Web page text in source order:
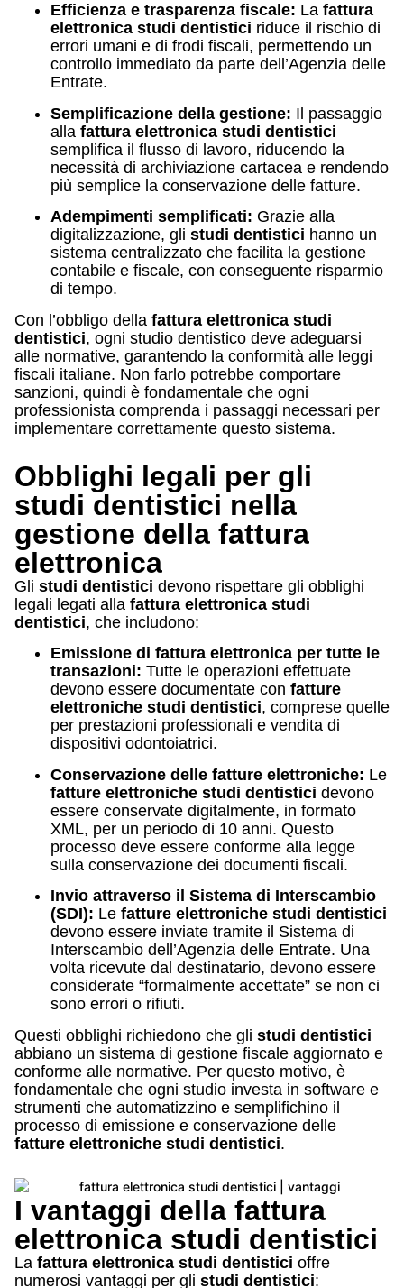
Efficienza e trasparenza fiscale: La fattura
elettronica studi dentistici riduce il rischio di
errori umani e di frodi fiscali, permettendo un
controllo immediato da parte dell’Agenzia delle
Entrate.
Semplificazione della gestione: Il passaggio
alla fattura elettronica studi dentistici
semplifica il flusso di lavoro, riducendo la
necessità di archiviazione cartacea e rendendo
più semplice la conservazione delle fatture.
Adempimenti semplificati: Grazie alla
digitalizzazione, gli studi dentistici hanno un
sistema centralizzato che facilita la gestione
contabile e fiscale, con conseguente risparmio
di tempo.
Con l’obbligo della fattura elettronica studi
dentistici, ogni studio dentistico deve adeguarsi
alle normative, garantendo la conformità alle leggi
fiscali italiane. Non farlo potrebbe comportare
sanzioni, quindi è fondamentale che ogni
professionista comprenda i passaggi necessari per
implementare correttamente questo sistema.
Obblighi legali per gli
studi dentistici nella
gestione della fattura
elettronica
Gli studi dentistici devono rispettare gli obblighi
legali legati alla fattura elettronica studi
dentistici, che includono:
Emissione di fattura elettronica per tutte le
transazioni: Tutte le operazioni effettuate
devono essere documentate con fatture
elettroniche studi dentistici, comprese quelle
per prestazioni professionali e vendita di
dispositivi odontoiatrici.
Conservazione delle fatture elettroniche: Le
fatture elettroniche studi dentistici devono
essere conservate digitalmente, in formato
XML, per un periodo di 10 anni. Questo
processo deve essere conforme alla legge
sulla conservazione dei documenti fiscali.
Invio attraverso il Sistema di Interscambio
(SDI): Le fatture elettroniche studi dentistici
devono essere inviate tramite il Sistema di
Interscambio dell’Agenzia delle Entrate. Una
volta ricevute dal destinatario, devono essere
considerate “formalmente accettate” se non ci
sono errori o rifiuti.
Questi obblighi richiedono che gli studi dentistici
abbiano un sistema di gestione fiscale aggiornato e
conforme alle normative. Per questo motivo, è
fondamentale che ogni studio investa in software e
strumenti che automatizzino e semplifichino il
processo di emissione e conservazione delle
fatture elettroniche studi dentistici.
I vantaggi della fattura
elettronica studi dentistici
La fattura elettronica studi dentistici offre
numerosi vantaggi per gli studi dentistici: